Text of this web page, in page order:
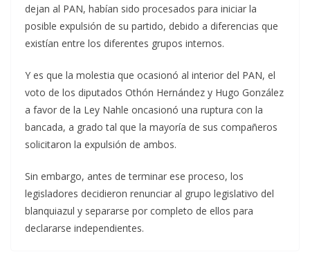
dejan al PAN, habían sido procesados para iniciar la
posible expulsión de su partido, debido a diferencias que
existían entre los diferentes grupos internos.
Y es que la molestia que ocasionó al interior del PAN, el
voto de los diputados Othón Hernández y Hugo González
a favor de la Ley Nahle oncasionó una ruptura con la
bancada, a grado tal que la mayoría de sus compañeros
solicitaron la expulsión de ambos.
Sin embargo, antes de terminar ese proceso, los
legisladores decidieron renunciar al grupo legislativo del
blanquiazul y separarse por completo de ellos para
declararse independientes.